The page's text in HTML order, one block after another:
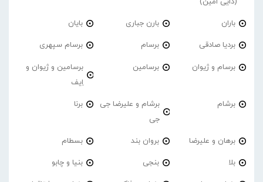
باران بارن جباری بایان
بردیا صادقی برسام برسام سپهری
برسام و ژیوان برسامین
برسامین و ژیوان و
اِیف
برشام
برشام و علیرضا جی
جی
برنا
برهان و علیرضا بروان بند بسطام
بلا بنجی بنیا و چابو